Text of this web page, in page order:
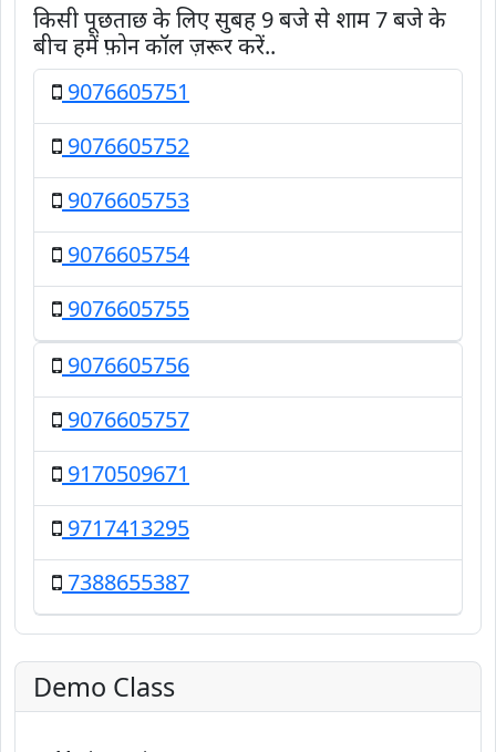
किसी पूछताछ के लिए सुबह 9 बजे से शाम 7 बजे के
बीच हमें फ़ोन कॉल ज़रूर करें..
9076605751
9076605752
9076605753
9076605754
9076605755
9076605756
9076605757
9170509671
9717413295
7388655387
Demo Class